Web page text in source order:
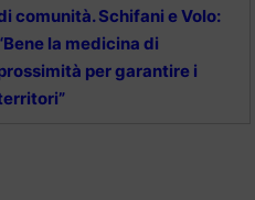
comunità. Schifani e Volo:
la medicina di
per garantire i